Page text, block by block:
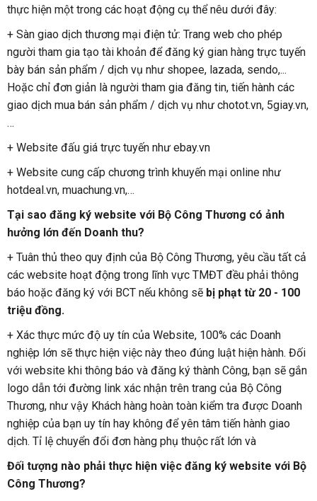
thực hiện một trong các hoạt động cụ thể nêu dưới đây:
+ Sàn giao dịch thương mại điện tử: Trang web cho phép
người tham gia tạo tài khoản để đăng ký gian hàng trực tuyến
bày bán sản phẩm / dịch vụ như shopee, lazada, sendo,...
Hoặc chỉ đơn giản là người tham gia đăng tin, tiến hành các
giao dịch mua bán sản phẩm / dịch vụ như chotot.vn, 5giay.vn,
…
+ Website đấu giá trực tuyến như ebay.vn
+ Website cung cấp chương trình khuyến mại online như
hotdeal.vn, muachung.vn,…
Tại sao đăng ký website với Bộ Công Thương có ảnh
hưởng lớn đến Doanh thu?
+ Tuân thủ theo quy định của Bộ Công Thương, yêu cầu tất cả
các website hoạt động trong lĩnh vực TMĐT đều phải thông
báo hoặc đăng ký với BCT nếu không sẽ bị phạt từ 20 - 100
triệu đồng.
+ Xác thực mức độ uy tín của Website, 100% các Doanh
nghiệp lớn sẽ thực hiện việc này theo đúng luật hiện hành. Đối
với website khi thông báo và đăng ký thành Công, bạn sẽ gắn
logo dẫn tới đường link xác nhận trên trang của Bộ Công
Thương, như vậy Khách hàng hoàn toàn kiểm tra được Doanh
nghiệp của bạn uy tín hay không để yên tâm tiến hành giao
dịch. Tỉ lệ chuyển đổi đơn hàng phụ thuộc rất lớn và
Đối tượng nào phải thực hiện việc đăng ký website với Bộ
Công Thương?